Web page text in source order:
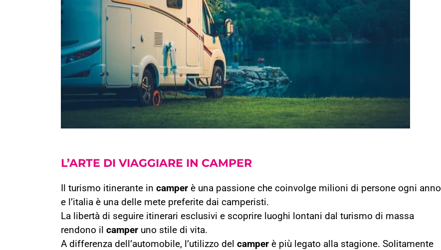
L’ARTE DI VIAGGIARE IN CAMPER
Il turismo itinerante in camper è una passione che coinvolge milioni di persone ogni anno
e l’italia è una delle mete preferite dai camperisti.
La libertà di seguire itinerari esclusivi e scoprire luoghi lontani dal turismo di massa
rendono il camper uno stile di vita.
A differenza dell’automobile, l’utilizzo del camper è più legato alla stagione. Solitamente